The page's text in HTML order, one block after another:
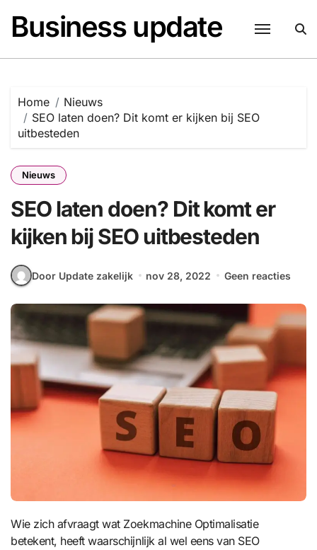
inhoud
Business update
Home
Nieuws
SEO laten doen? Dit komt er kijken bij SEO
uitbesteden
Nieuws
SEO laten doen? Dit komt er
kijken bij SEO uitbesteden
Door Update zakelijk nov 28, 2022 Geen reacties
Wie zich afvraagt wat Zoekmachine Optimalisatie
betekent, heeft waarschijnlijk al wel eens van SEO